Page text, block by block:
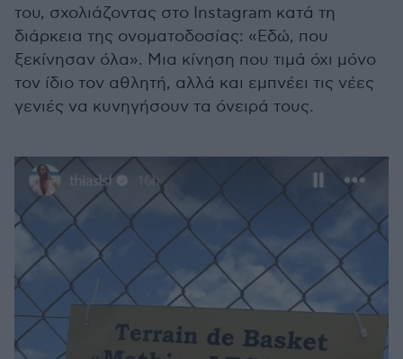
του, σχολιάζοντας στο Instagram κατά τη
διάρκεια της ονοματοδοσίας: «Εδώ, που
ξεκίνησαν όλα». Μια κίνηση που τιμά όχι μόνο
τον ίδιο τον αθλητή, αλλά και εμπνέει τις νέες
γενιές να κυνηγήσουν τα όνειρά τους.